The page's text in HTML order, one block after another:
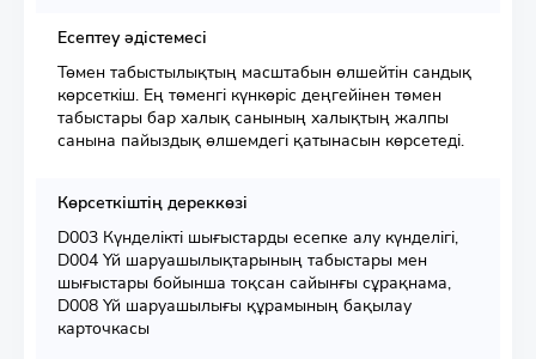
Есептеу әдістемесі
Төмен табыстылықтың масштабын өлшейтін сандық
көрсеткіш. Ең төменгі күнкөріс деңгейінен төмен
табыстары бар халық санының халықтың жалпы
санына пайыздық өлшемдегі қатынасын көрсетеді.
Көрсеткіштің дереккөзі
D003 Күнделікті шығыстарды есепке алу күнделігі,
D004 Үй шаруашылықтарының табыстары мен
шығыстары бойынша тоқсан сайынғы сұрақнама,
D008 Үй шаруашылығы құрамының бақылау
карточкасы